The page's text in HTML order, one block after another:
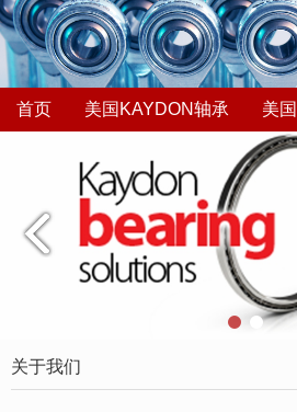
首页 美国KAYDON轴承 美
关于我们